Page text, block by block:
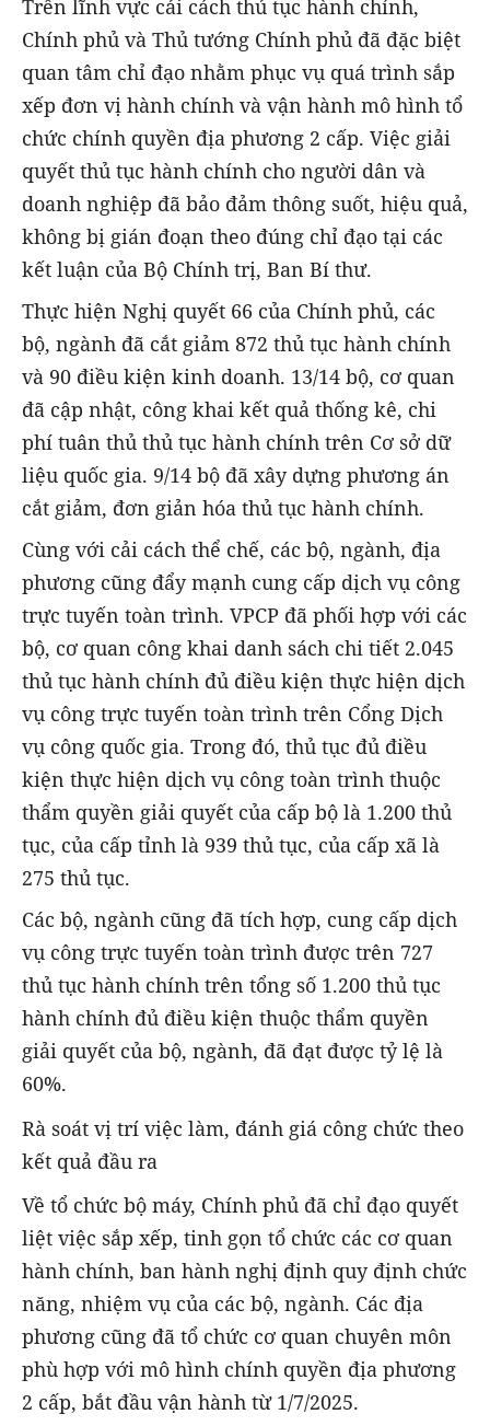
Trên lĩnh vực cải cách thủ tục hành chính,
Chính phủ và Thủ tướng Chính phủ đã đặc biệt
quan tâm chỉ đạo nhằm phục vụ quá trình sắp
xếp đơn vị hành chính và vận hành mô hình tổ
chức chính quyền địa phương 2 cấp. Việc giải
quyết thủ tục hành chính cho người dân và
doanh nghiệp đã bảo đảm thông suốt, hiệu quả,
không bị gián đoạn theo đúng chỉ đạo tại các
kết luận của Bộ Chính trị, Ban Bí thư.
Thực hiện Nghị quyết 66 của Chính phủ, các
bộ, ngành đã cắt giảm 872 thủ tục hành chính
và 90 điều kiện kinh doanh. 13/14 bộ, cơ quan
đã cập nhật, công khai kết quả thống kê, chi
phí tuân thủ thủ tục hành chính trên Cơ sở dữ
liệu quốc gia. 9/14 bộ đã xây dựng phương án
cắt giảm, đơn giản hóa thủ tục hành chính.
Cùng với cải cách thể chế, các bộ, ngành, địa
phương cũng đẩy mạnh cung cấp dịch vụ công
trực tuyến toàn trình. VPCP đã phối hợp với các
bộ, cơ quan công khai danh sách chi tiết 2.045
thủ tục hành chính đủ điều kiện thực hiện dịch
vụ công trực tuyến toàn trình trên Cổng Dịch
vụ công quốc gia. Trong đó, thủ tục đủ điều
kiện thực hiện dịch vụ công toàn trình thuộc
thẩm quyền giải quyết của cấp bộ là 1.200 thủ
tục, của cấp tỉnh là 939 thủ tục, của cấp xã là
275 thủ tục.
Các bộ, ngành cũng đã tích hợp, cung cấp dịch
vụ công trực tuyến toàn trình được trên 727
thủ tục hành chính trên tổng số 1.200 thủ tục
hành chính đủ điều kiện thuộc thẩm quyền
giải quyết của bộ, ngành, đã đạt được tỷ lệ là
60%.
Rà soát vị trí việc làm, đánh giá công chức theo
kết quả đầu ra
Về tổ chức bộ máy, Chính phủ đã chỉ đạo quyết
liệt việc sắp xếp, tinh gọn tổ chức các cơ quan
hành chính, ban hành nghị định quy định chức
năng, nhiệm vụ của các bộ, ngành. Các địa
phương cũng đã tổ chức cơ quan chuyên môn
phù hợp với mô hình chính quyền địa phương
2 cấp, bắt đầu vận hành từ 1/7/2025.